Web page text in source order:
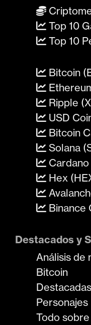
Top 10
Top 10
Bitcoin
Ripple
USD
Bitcoin
Solana
Hex
Binance
Destacados y
Análisis de
Bitcoin
Destacadas
Personajes
Todo